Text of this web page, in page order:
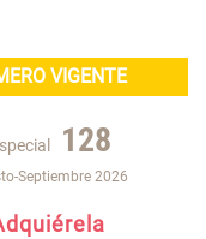
VIGENTE
128
Septiembre 2026